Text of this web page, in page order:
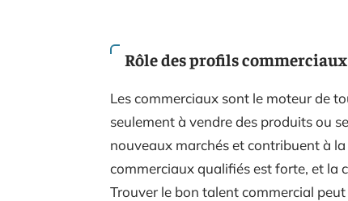
Rôle des profils
Les commerciaux sont le moteur de
seulement à vendre des produits ou
nouveaux marchés et contribuent à
commerciaux qualifiés est forte, et la
Trouver le bon talent commercial